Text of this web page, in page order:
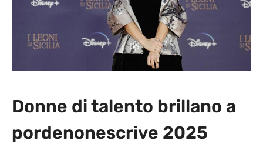
Donne di talento brillano a
pordenonescrive 2025